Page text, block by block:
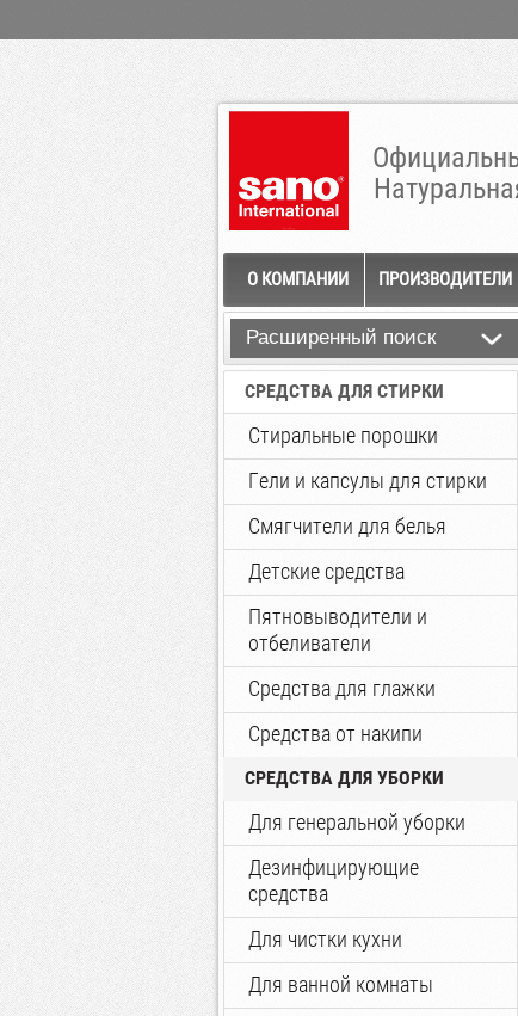
О КОМПАНИИ ПРОИЗВОДИТЕЛИ
Расширенный поиск
СРЕДСТВА ДЛЯ СТИРКИ
Стиральные порошки
Гели и капсулы для стирки
Смягчители для белья
Детские средства
Пятновыводители и
отбеливатели
Средства для глажки
Средства от накипи
СРЕДСТВА ДЛЯ УБОРКИ
Для генеральной уборки
Дезинфицирующие
средства
Для чистки кухни
Для ванной комнаты